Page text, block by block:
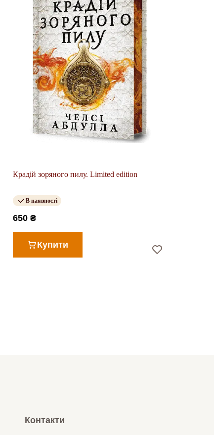
Крадій зоряного пилу. Limited edition
В наявності
650 ₴
Купити
Контакти